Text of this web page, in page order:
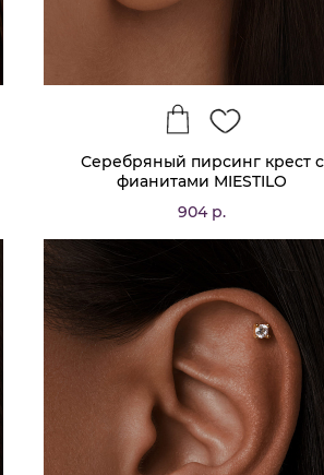
Серебряный пирсинг крест с
фианитами MIESTILO
904 р.